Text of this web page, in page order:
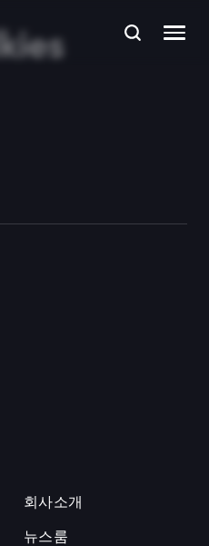
회사소개
뉴스룸